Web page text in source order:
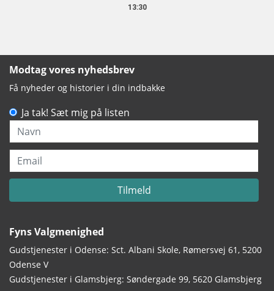
13:30
Fyns Valgmenighed
Gudstjenester i Odense: Sct. Albani Skole, Rømersvej 61, 5200
Odense V
Gudstjenester i Glamsbjerg: Søndergade 99, 5620 Glamsbjerg
Modtag vores nyhedsbrev
Få nyheder og historier i din indbakke
Ja tak! Sæt mig på listen
Navn
Email
Tilmeld